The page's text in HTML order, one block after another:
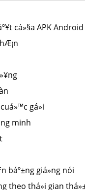
cá»§a APK
gá»i
minh
báº±ng giá»ng nói
theo thá»i gian